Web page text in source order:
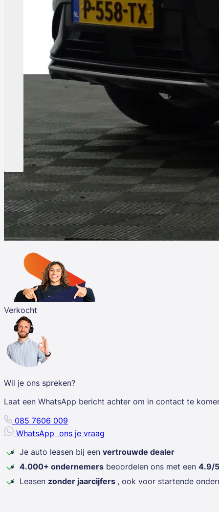
Verkocht
Wil je ons spreken?
Laat een WhatsApp bericht achter om in contact te
085 7606 009
WhatsApp ons je vraag
Je auto leasen bij een vertrouwde dealer
4.000+ ondernemers beoordelen ons met een 4.9/5
Leasen zonder jaarcijfers , ook voor startende